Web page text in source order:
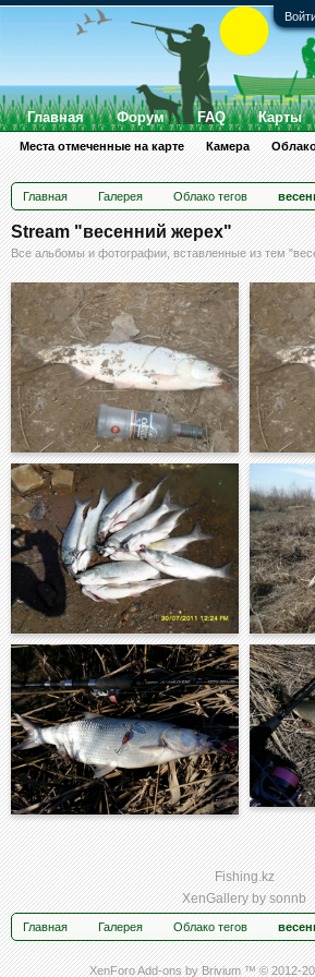
Главная Галерея Облако тегов
Stream "весенний жерех"
Все альбомы и фотографии, вставленные из тем
Fishing.kz
XenGallery bysonnb
Главная Галерея Облако тегов
XenForo Add-ons by Brivium ™ © 2012-
Главная Форум FAQ Карты
Места отмеченные на карте Камера